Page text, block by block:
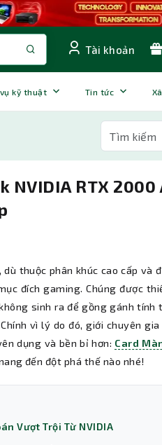
Tài khoản
kỹ thuật Tin tức
RTX 2000
thuộc phân khúc cao cấp và
đích gaming. Chúng được
sinh ra để gồng gánh
vì lý do đó, giới chuyên
dụng và bền bỉ hơn: Card
đến đột phá thế nào nhé!
Vượt Trội Từ NVIDIA